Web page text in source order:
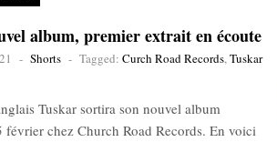
album, premier extrait en écoute
- Shorts - Tagged: Curch Road Records,Tuskar
Tuskar sortira son nouvel album
février chez Church Road Records. En voici